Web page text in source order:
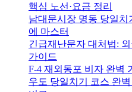
핵심 노선·요금 정리
남대문시장 명동 당일치
에 마스터
긴급재난문자 대처법: 외
가이드
F-4 재외동포 비자 완벽
우도 당일치기 코스 완